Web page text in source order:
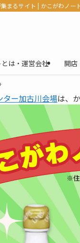
まるサイト | かこがわノー
は・運営会社 開店
ー加古川会場は、